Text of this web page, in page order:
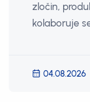
zločin,
kolaboruje
04.08.2026